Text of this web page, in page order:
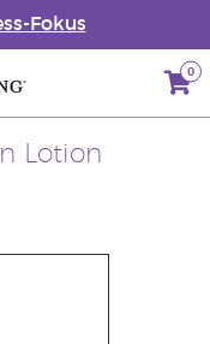
Fokus
0
Lotion